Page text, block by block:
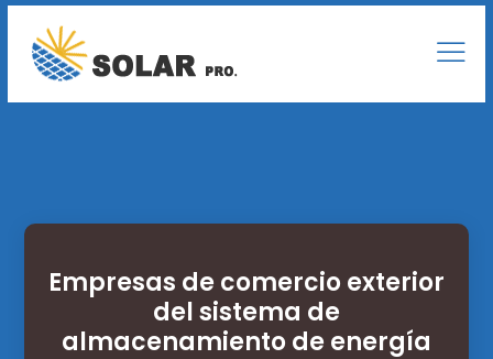
Empresas de comercio exterior
del sistema de
almacenamiento de energía